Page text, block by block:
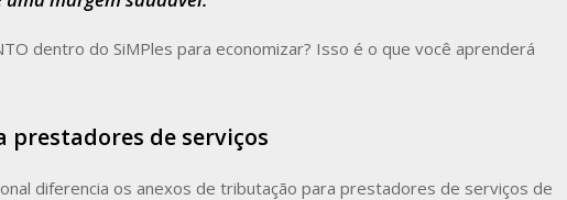
dentro do SiMPles para economizar? Isso é o que você aprenderá
prestadores de serviços
diferencia os anexos de tributação para prestadores de serviços de